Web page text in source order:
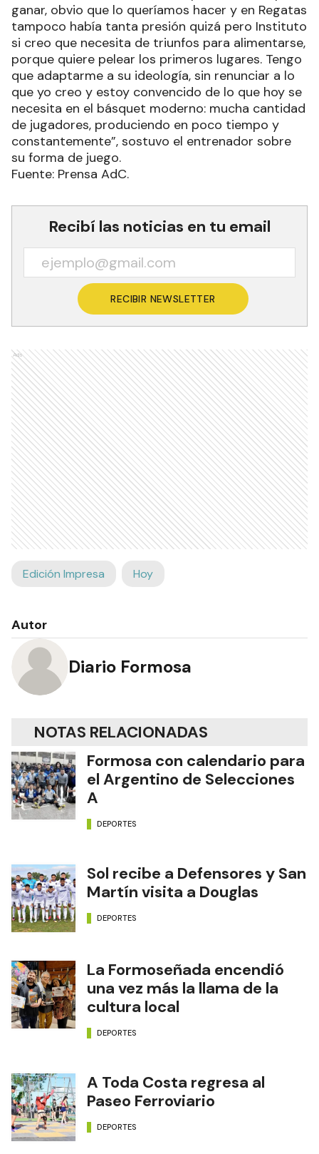
ganar, obvio que lo queríamos hacer y en Regatas
tampoco había tanta presión quizá pero Instituto
si creo que necesita de triunfos para alimentarse,
porque quiere pelear los primeros lugares. Tengo
que adaptarme a su ideología, sin renunciar a lo
que yo creo y estoy convencido de lo que hoy se
necesita en el básquet moderno: mucha cantidad
de jugadores, produciendo en poco tiempo y
constantemente”, sostuvo el entrenador sobre
su forma de juego.
Fuente: Prensa AdC.
Recibí las noticias en tu email
RECIBIR NEWSLETTER
Ads
Edición Impresa Hoy
Autor
Diario Formosa
NOTAS RELACIONADAS
Formosa con calendario para
el Argentino de Selecciones
A
DEPORTES
Sol recibe a Defensores y San
Martín visita a Douglas
DEPORTES
La Formoseñada encendió
una vez más la llama de la
cultura local
DEPORTES
A Toda Costa regresa al
Paseo Ferroviario
DEPORTES